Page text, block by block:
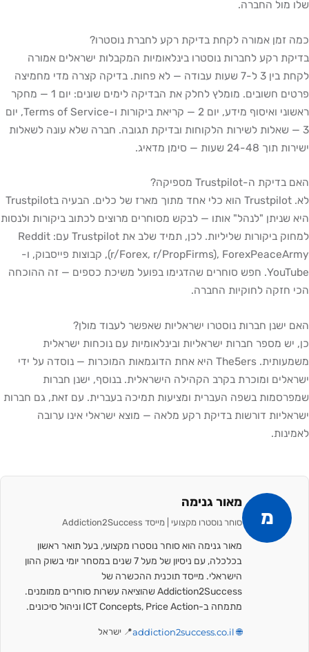
שלו מול החברה.
כמה זמן אמורה לקחת בדיקת רקע לחברת נוסטרו?
בדיקת רקע לחברות נוסטרו בינלאומיות המקבלות ישראלים אמורה
לקחת בין 3 ל-7 שעות עבודה — לא פחות. בדיקה קצרה מדי מחמיצה
פרטים חשובים. מומלץ לחלק את הבדיקה לימים שונים: יום 1 — מחקר
ראשוני ואיסוף מידע, יום 2 — קריאת ביקורות ו-Terms of Service, יום
3 — שאלות לשירות הלקוחות ובדיקת תגובה. חברה שלא עונה לשאלות
ישירות תוך 24-48 שעות — סימן מדאיג.
האם בדיקת ה-Trustpilot מספיקה?
לא. Trustpilot הוא כלי אחד מתוך מארז של כלים. הבעיה בTrustpilot
היא שניתן "לנהל" אותו — לבקש מסוחרים מרוצים לכתוב ביקורות ולנסות
למחוק ביקורות שליליות. לכן, תמיד שלב את Trustpilot עם: Reddit
(r/Forex, r/PropFirms), ForexPeaceArmy, קבוצות פייסבוק, ו-
YouTube. חפש סוחרים שהדגימו בפועל משיכת כספים — זה ההוכחה
הכי חזקה לחוקיות החברה.
האם ישנן חברות נוסטרו ישראליות שאפשר לעבוד מולן?
כן, יש מספר חברות ישראליות ובינלאומיות עם נוכחות ישראלית
משמעותית. The5ers היא אחת הדוגמאות המוכרות — נוסדה על ידי
ישראלים ומוכרת בקרב הקהילה הישראלית. בנוסף, ישנן חברות
שמפרסמות בשפה העברית ומציעות תמיכה בעברית. עם זאת, גם חברות
ישראליות דורשות בדיקת רקע מלאה — מוצא ישראלי אינו ערובה
לאמינות.
מ
מאור גנימה
סוחר נוסטרו מקצועי | מייסד Addiction2Success
מאור גנימה הוא סוחר נוסטרו מקצועי, בעל תואר ראשון
בכלכלה, עם ניסיון של מעל 7 שנים במסחר יומי בשוק ההון
הישראלי. מייסד תוכנית ההכשרה של
Addiction2Success שהוציאה עשרות סוחרים ממומנים.
מתמחה ב-ICT Concepts, Price Action וניהול סיכונים.
🌐 addiction2success.co.il 📍 ישראל